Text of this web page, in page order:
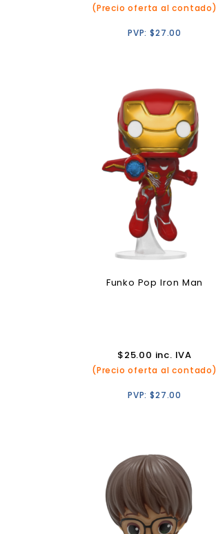
(Precio oferta al contado)
PVP:$27.00
Funko Pop Iron Man
$25.00 inc. IVA
(Precio oferta al contado)
PVP:$27.00